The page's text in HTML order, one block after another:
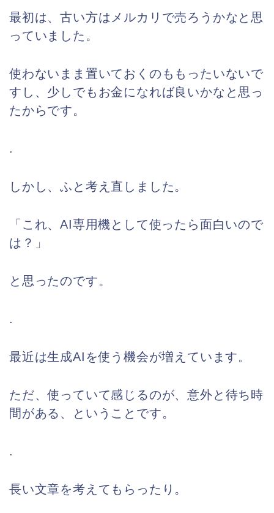
最初は、古い方はメルカリで売ろうかなと思
っていました。
使わないまま置いておくのももったいないで
すし、少しでもお金になれば良いかなと思っ
たからです。
.
しかし、ふと考え直しました。
「これ、AI専用機として使ったら面白いので
は？」
と思ったのです。
.
最近は生成AIを使う機会が増えています。
ただ、使っていて感じるのが、意外と待ち時
間がある、ということです。
.
長い文章を考えてもらったり。